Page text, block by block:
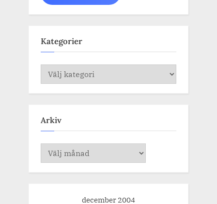
Kategorier
Kategorier
Arkiv
Arkiv
december 2004